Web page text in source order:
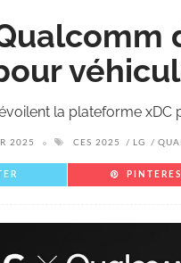
la plateforme xDC
2025 CES 2025 LG